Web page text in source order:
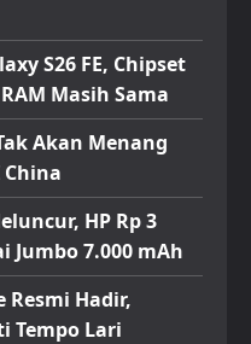
S26 FE, Chipset
Masih Sama
Akan Menang
HP Rp 3
Jumbo 7.000 mAh
Hadir,
Tempo Lari